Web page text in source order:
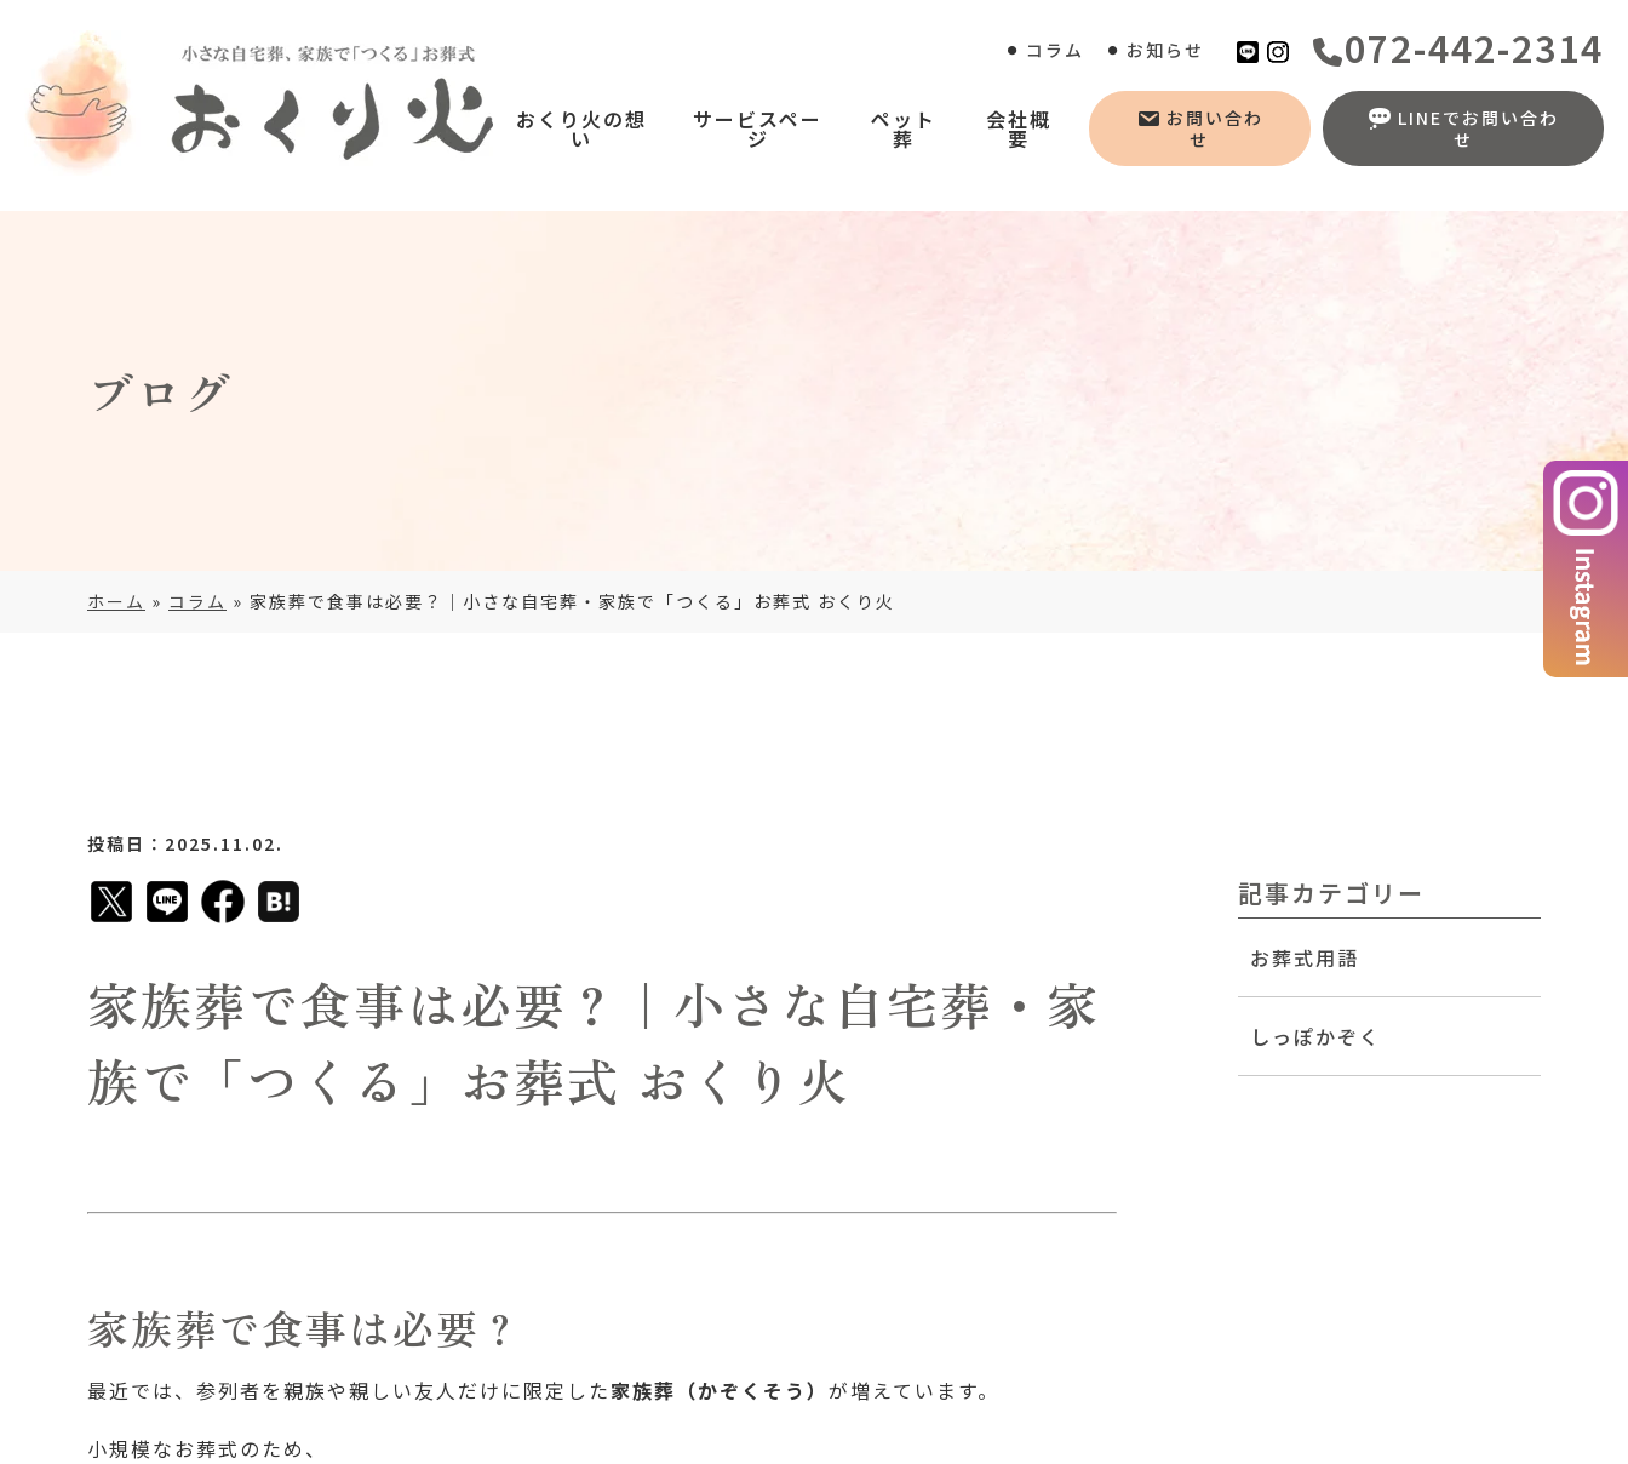
コラム お知らせ 072-442-2314
おくり火の想
い
サービスペー
ジ
ペット
葬
会社概
要
お問い合わ
せ
LINEでお問い合わ
せ
ブログ
ホーム » コラム » 家族葬で食事は必要？｜小さな自宅葬・家族で「つくる」お葬式 おくり火
投稿日：2025.11.02.
家族葬で食事は必要？｜小さな自宅葬・家
族で「つくる」お葬式 おくり火
家族葬で食事は必要？
最近では、参列者を親族や親しい友人だけに限定した家族葬（かぞくそう） が増えています。
小規模なお葬式のため、
記事カテゴリー
お葬式用語
しっぽかぞく